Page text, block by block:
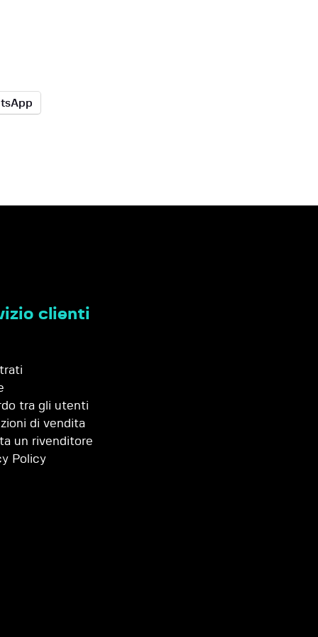
clienti
tra gli utenti
di vendita
un rivenditore
Policy